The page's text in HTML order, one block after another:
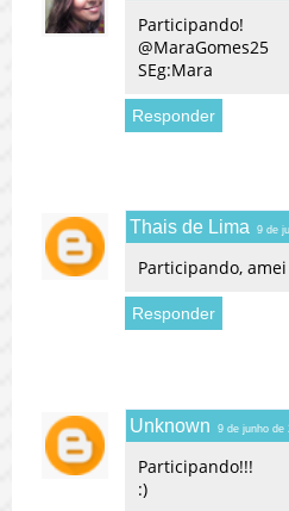
Participando!
@MaraGomes25
SEg:Mara
Responder
Thais de Lima 9 de
Participando,
Responder
Unknown 9 de junho de
Participando!!!
:)